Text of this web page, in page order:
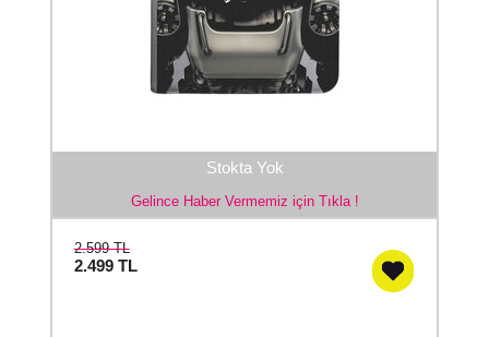
Stokta Yok
Gelince Haber Vermemiz için Tıkla !
2.599 TL
2.499 TL